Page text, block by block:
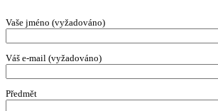
Vaše jméno (vyžadováno)
Váš e-mail (vyžadováno)
Předmět